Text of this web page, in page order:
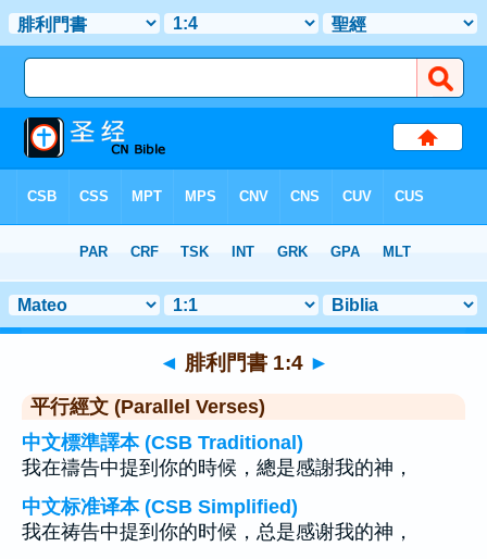
> 聖經金句 4
◄ 腓利門書 1:4 ►
平行經文 (Parallel Verses)
中文標準譯本 (CSB Traditional)
我在禱告中提到你的時候，總是感謝我的神，
中文标准译本 (CSB Simplified)
我在祷告中提到你的时候，总是感谢我的神，